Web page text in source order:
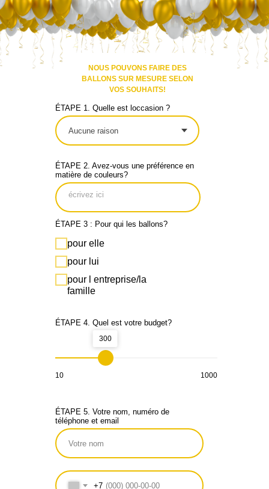
Point de retrait
Horaires d'ouverture:
Lundi: 13h - 19h. Mardi - Vendredi: 10h -
19h. Samedi: 10h - 17h. Dimanche: fermé
Appelez-nous sur notre numéro de
téléphone ou envoyez-nous un message
sur WhatsApp
Vous pouvez venir chercher votre
commande à cette adresse:
1 Rue Royale, Saint-Cloud, "Les
Bureaux de la Colline", Accès P8,
niveau -2, section P17, local № 10,
92210 Saint-Cloud
+33 7 57 69 07 45
APPELEZ MAINTENANT
WHATSAPP
❗ Prenez rendez-vous dès que vous
avez besoin de nous rendre visite